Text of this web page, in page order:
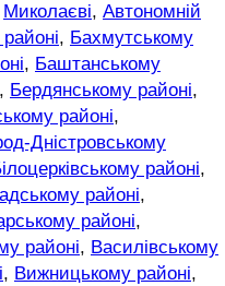
Миколаєві, Автономній
, Бахмутському
, Баштанському
, Бердянському районі,
районі,
Дністровському
районі,
районі,
районі,
районі, Василівському
, Вижницькому районі,